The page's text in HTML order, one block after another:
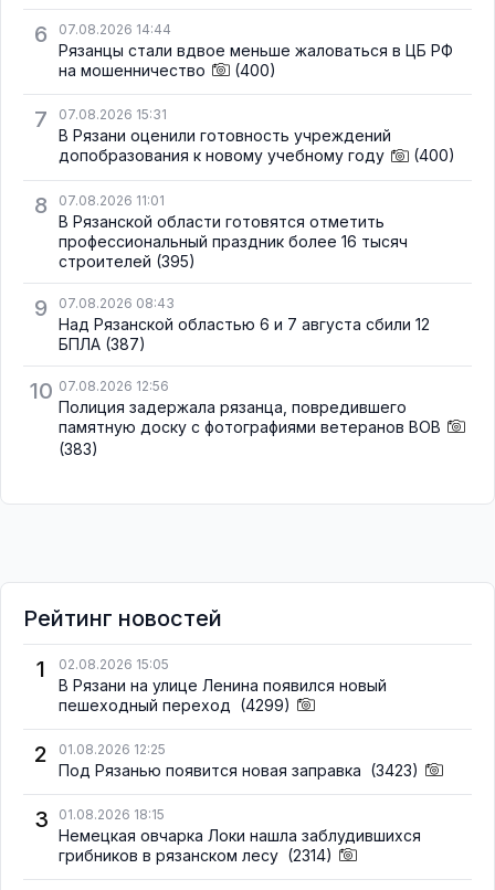
6 07.08.2026 14:44
Рязанцы стали вдвое меньше жаловаться в ЦБ РФ
на мошенничество
(400)
7 07.08.2026 15:31
В Рязани оценили готовность учреждений
допобразования к новому учебному году
(400)
8 07.08.2026 11:01
В Рязанской области готовятся отметить
профессиональный праздник более 16 тысяч
строителей (395)
9 07.08.2026 08:43
Над Рязанской областью 6 и 7 августа сбили 12
БПЛА (387)
10 07.08.2026 12:56
Полиция задержала рязанца, повредившего
памятную доску с фотографиями ветеранов ВОВ
(383)
Рейтинг новостей
1
02.08.2026 15:05
В Рязани на улице Ленина появился новый
пешеходный переход (4299)
2 01.08.2026 12:25
Под Рязанью появится новая заправка (3423)
3 01.08.2026 18:15
Немецкая овчарка Локи нашла заблудившихся
грибников в рязанском лесу (2314)